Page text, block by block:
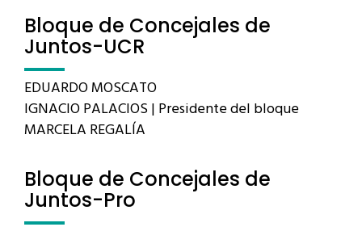
Bloque de Concejales de
Juntos-UCR
EDUARDO MOSCATO
IGNACIO PALACIOS | Presidente del bloque
MARCELA REGALÍA
Bloque de Concejales de
Juntos-Pro